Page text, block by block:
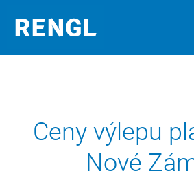
Ceny výlepu
Nové